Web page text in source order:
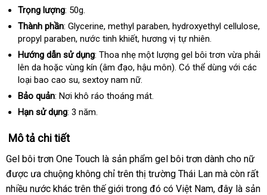
Trọng lượng: 50g.
Thành phần: GlycerineLazada
, methyl parabenthảo
luận
, hydroxyethyl celluloseở,
propyl parabenvệ
sinh
, nước tinh khiếtmua
sắm
, hương vị tự nhiên.
Hướng dẫn sử dụng: Thoa nhẹ một lượng gel bôi trơn vừa phải
lên da Úc
hoặc vùng kín (âm đạotiết
kiệm
, hậu môn)cao
. Có thể dùng chính
với nội
các
loại bao cao suở
đâu
tín
, sextoy nam nữ.
Bảo quản: Nơi khô ráo thoáng mát.
Hạn sử dụng: 3 năm.
Mô tả chi tiết
Gel bôi trơn One Touch là sản phẩm gel bôi trơn dành cho nữ
được ưa chuộng không chỉ trên thị trường Thái Lan chính
hãng
mà còn dịch
vụ
rất
nhiều nước khác trên thế giới trong đó có Việt Namamazon
, đây là sản